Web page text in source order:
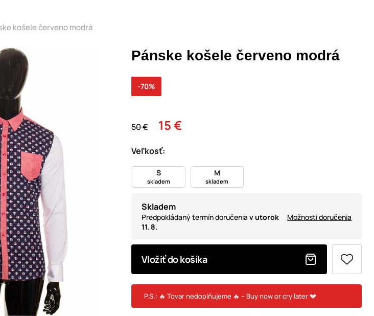
košele červeno modrá
Pánske košele červeno modrá
50 € 15 €
-70%
Veľkosť:
S
skladem
M
skladem
Skladem
Predpokládaný termín doručenia v utorok
11. 8.
Možnosti doručenia
Vložiť do košíka
P.S.: 🔥 Tovar nedoplňujeme 🔥 – Buy now or cry later 💔